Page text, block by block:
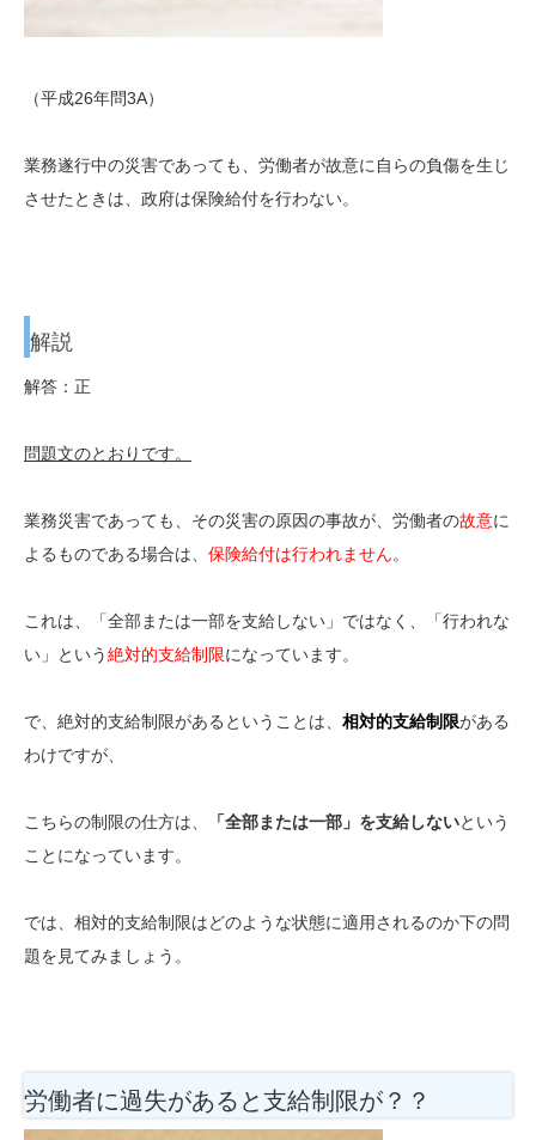
（平成26年問3A）
業務遂行中の災害であっても、労働者が故意に自らの負傷を生じ
させたときは、政府は保険給付を行わない。
解説
解答：正
問題文のとおりです。
業務災害であっても、その災害の原因の事故が、労働者の故意に
よるものである場合は、 保険給付は行われません。
これは、「全部または一部を支給しない」ではなく、「行われな
い」という絶対的支給制限になっています。
で、絶対的支給制限があるということは、 相対的支給制限がある
わけですが、
こちらの制限の仕方は、 「全部または一部」を支給しないという
ことになっています。
では、相対的支給制限はどのような状態に適用されるのか下の問
題を見てみましょう。
労働者に過失があると支給制限が？？